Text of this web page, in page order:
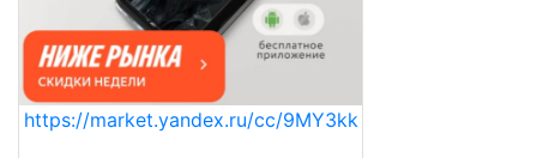
https://market.yandex.ru/cc/9MY3kk